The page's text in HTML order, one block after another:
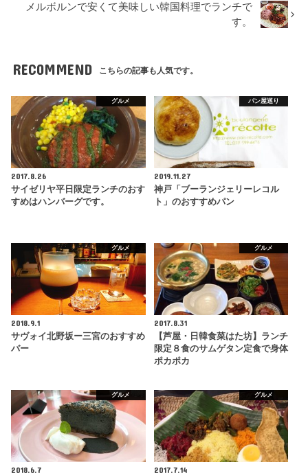
メルボルンで安くて美味しい韓国料理でランチで
す。
RECOMMEND こちらの記事も人気です。
グルメ
2017.8.26
サイゼリヤ平日限定ランチのおす
すめはハンバーグです。
パン屋巡り
2019.11.27
神戸「ブーランジェリーレコル
ト」のおすすめパン
グルメ
2018.9.1
サヴォイ北野坂ー三宮のおすすめ
バー
グルメ
2017.8.31
【芦屋・日韓食菜はた坊】ランチ
限定８食のサムゲタン定食で身体
ポカポカ
グルメ
2018.6.7
グルメ
2017.7.14